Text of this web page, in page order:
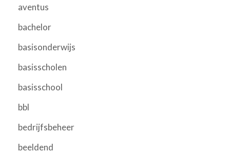
aventus
bachelor
basisonderwijs
basisscholen
basisschool
bbl
bedrijfsbeheer
beeldend